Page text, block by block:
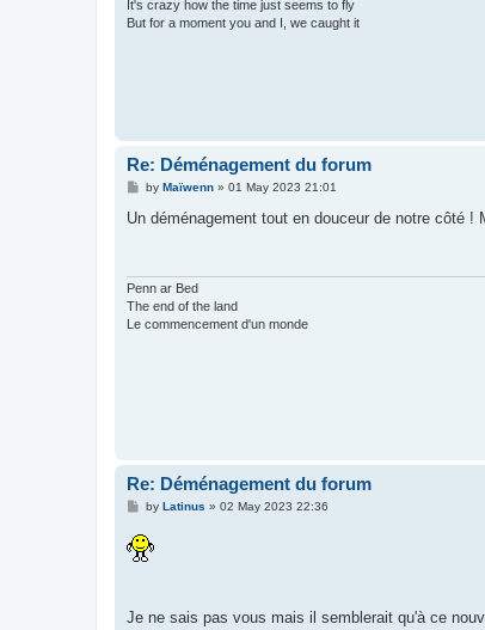
It's crazy how the time just seems to fly
But for a moment you and I, we caught it
Re: Déménagement du forum
P
s
by Maïwenn» 01 May 2023 21:01
Un déménagement tout en douceur de notre côté !
Penn ar Bed
The end of the land
Le commencement d'un monde
Re: Déménagement du forum
P
s
t
by Latinus » 02 May 2023 22:36
Je ne sais pas vous mais il semblerait qu'à ce